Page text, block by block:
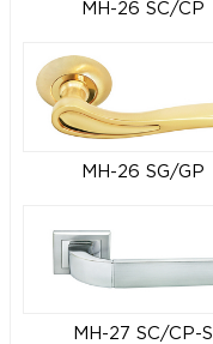
MH-26 SC/CP
MH-26 SG/GP
MH-27 SC/CP-S